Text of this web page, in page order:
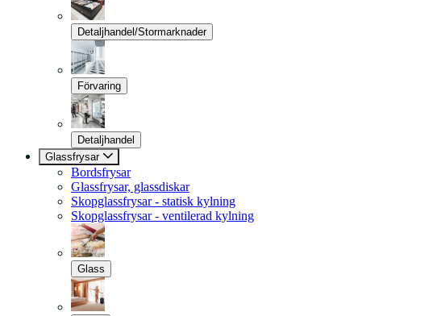
Detaljhandel/Stormarknader
Förvaring
Detaljhandel
Glassfrysar
Bordsfrysar
Glassfrysar, glassdiskar
Skopglassfrysar - statisk kylning
Skopglassfrysar - ventilerad kylning
Glass